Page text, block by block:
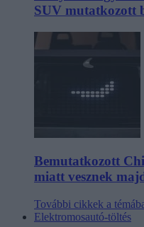
SUV mutatkozott
Bemutatkozott
miatt vesznek
További cikkek a
Elektromosautó-töltés